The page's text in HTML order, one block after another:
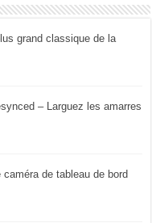
grand classique de la
– Larguez les amarres
de tableau de bord